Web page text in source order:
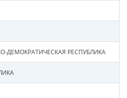
ДЕМОКРАТИЧЕСКАЯ РЕСПУБЛИКА